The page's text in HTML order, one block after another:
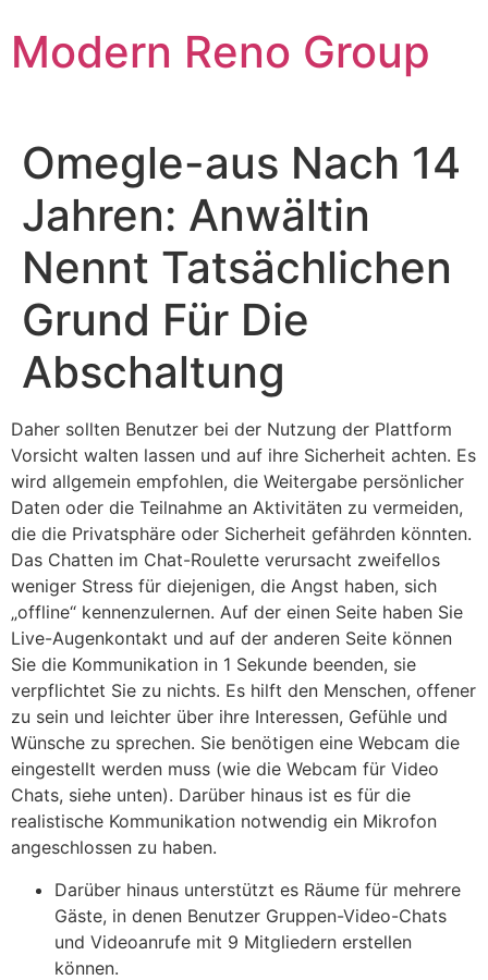
to
content
Modern Reno Group
Omegle-aus Nach 14
Jahren: Anwältin
Nennt Tatsächlichen
Grund Für Die
Abschaltung
Daher sollten Benutzer bei der Nutzung der Plattform
Vorsicht walten lassen und auf ihre Sicherheit achten. Es
wird allgemein empfohlen, die Weitergabe persönlicher
Daten oder die Teilnahme an Aktivitäten zu vermeiden,
die die Privatsphäre oder Sicherheit gefährden könnten.
Das Chatten im Chat-Roulette verursacht zweifellos
weniger Stress für diejenigen, die Angst haben, sich
„offline“ kennenzulernen. Auf der einen Seite haben Sie
Live-Augenkontakt und auf der anderen Seite können
Sie die Kommunikation in 1 Sekunde beenden, sie
verpflichtet Sie zu nichts. Es hilft den Menschen, offener
zu sein und leichter über ihre Interessen, Gefühle und
Wünsche zu sprechen. Sie benötigen eine Webcam die
eingestellt werden muss (wie die Webcam für Video
Chats, siehe unten). Darüber hinaus ist es für die
realistische Kommunikation notwendig ein Mikrofon
angeschlossen zu haben.
Darüber hinaus unterstützt es Räume für mehrere
Gäste, in denen Benutzer Gruppen-Video-Chats
und Videoanrufe mit 9 Mitgliedern erstellen
können.